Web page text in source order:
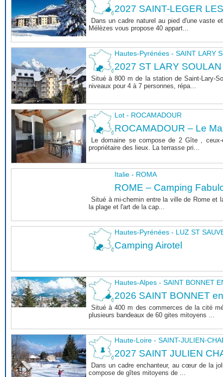
2027 SAINT-LEGER
Dans un cadre naturel au pied d'une vaste
Mélèzes vous propose 40 appart...
Hautes-Pyrénées - SAINT LARY
2027 ST LARY SOULAN
Situé à 800 m de la station de Saint-Lary-
niveaux pour 4 à 7 personnes, répa...
Lot - ROCAMADOUR
ROCAMADOUR – Le
Le domaine se compose de 2 Gîte ,
propriétaire des lieux. La terrasse pri...
Italie - ROMA
ROME – Camping
Situé à mi-chemin entre la ville de Rome et
la plage et l'art de la cap...
Hautes-Pyrénées - LUZ ST
Camping Airotel
Hautes-Alpes - SAINT BONNET
2026 SAINT BONNET
Situé à 400 m des commerces de la cité
plusieurs bandeaux de 60 gites mitoyens ...
Haute-Loire - SAINT-JULIEN-
2027 SAINT JULIEN
Dans un cadre enchanteur, au cœur de la
compose de gîtes mitoyens de ...